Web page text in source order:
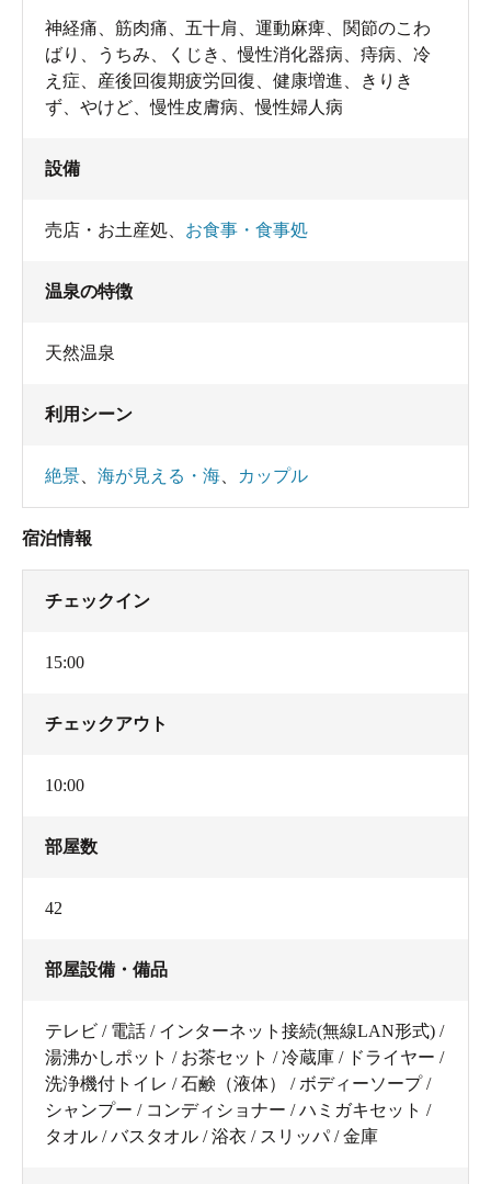
神経痛、筋肉痛、五十肩、運動麻痺、関節のこわ
ばり、うちみ、くじき、慢性消化器病、痔病、冷
え症、産後回復期疲労回復、健康増進、きりき
ず、やけど、慢性皮膚病、慢性婦人病
設備
売店・お土産処 お食事・食事処
温泉の特徴
天然温泉
利用シーン
絶景 海が見える・海 カップル
宿泊情報
チェックイン
15:00
チェックアウト
10:00
部屋数
42
部屋設備・備品
テレビ / 電話 / インターネット接続(無線LAN形式) /
湯沸かしポット / お茶セット / 冷蔵庫 / ドライヤー /
洗浄機付トイレ / 石鹸（液体） / ボディーソープ /
シャンプー / コンディショナー / ハミガキセット /
タオル / バスタオル / 浴衣 / スリッパ / 金庫